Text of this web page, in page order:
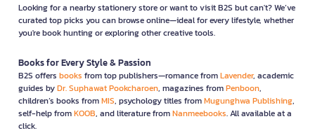
Looking for a nearby stationery store or want to visit B2S but can't? We’ve
curated top picks you can browse online—ideal for every lifestyle, whether
you're book hunting or exploring other creative tools.
Books for Every Style & Passion
B2S offers books from top publishers—romance fromLavender, academic
guides byDr. Suphawat Pookcharoen, magazines fromPenboon,
children’s books fromMIS, psychology titles fromMugunghwa Publishing,
self-help fromKOOB, and literature fromNanmeebooks. All available at a
click.